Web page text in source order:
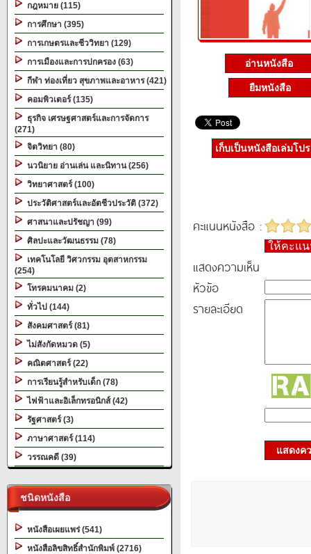
กฎหมาย (115)
การศึกษา (395)
การเกษตรและชีววิทยา (129)
การเมืองและการปกครอง (63)
กีฬา ท่องเที่ยว สุขภาพและอาหาร (421)
คอมพิวเตอร์ (135)
ธุรกิจ เศรษฐศาสตร์และการจัดการ
(271)
จิตวิทยา (80)
นวนิยาย อ่านเล่น และนิทาน (256)
วิทยาศาสตร์ (100)
ประวัติศาสตร์และอัตชีวประวัติ (372)
ศาสนาและปรัชญา (99)
ศิลปะและวัฒนธรรม (78)
เทคโนโลยี วิศวกรรม อุตสาหกรรม
(254)
โทรคมนาคม (2)
ทั่วไป (144)
สังคมศาสตร์ (81)
ไม่สังกัดหมวด (5)
คณิตศาสตร์ (22)
การเรียนรู้สำหรับเด็ก (78)
ไฟฟ้าและอิเล็กทรอนิกส์ (42)
รัฐศาสตร์ (3)
ภาษาศาสตร์ (114)
วรรณคดี (39)
ชนิดหนังสือ
หนังสือเผยแพร่ (541)
หนังสือลิขสิทธิ์สำนักพิมพ์ (2716)
อ่านหนังสือ
ยืมหนังสือ
เก็บเป็นหนังสือเล่มโป
คะแนนหนังสือ :
ให้คะแ
แสดงความเห็น
หัวข้อ
รายละเอียด
แสดงค